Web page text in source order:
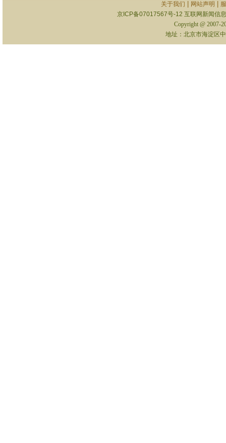
关于我们 网站声明
京ICP备07017567号-12 互联网新闻信
Copyright @ 2007-
地址：北京市海淀区